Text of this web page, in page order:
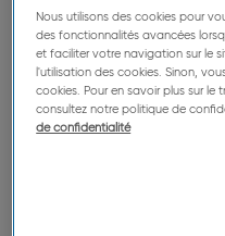
de 12 ans, une
est prévue (aucune
virement bancaire) .
Nous utilisons des cookies pour
des fonctionnalités avancées
et faciliter votre navigation sur le
l'utilisation des cookies. Sinon,
cookies. Pour en savoir plus sur le
consultez notre politique de
de confidentialité